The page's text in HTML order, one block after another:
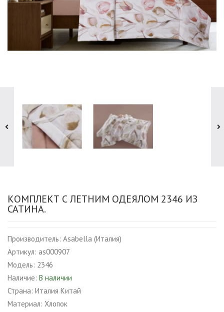
КОМПЛЕКТ С ЛЕТНИМ ОДЕЯЛОМ 2346 ИЗ
САТИНА.
Производитель: Asabella (Италия)
Артикул: as000907
Модель: 2346
Наличие: В наличии
Страна: Италия Китай
Материал: Хлопок